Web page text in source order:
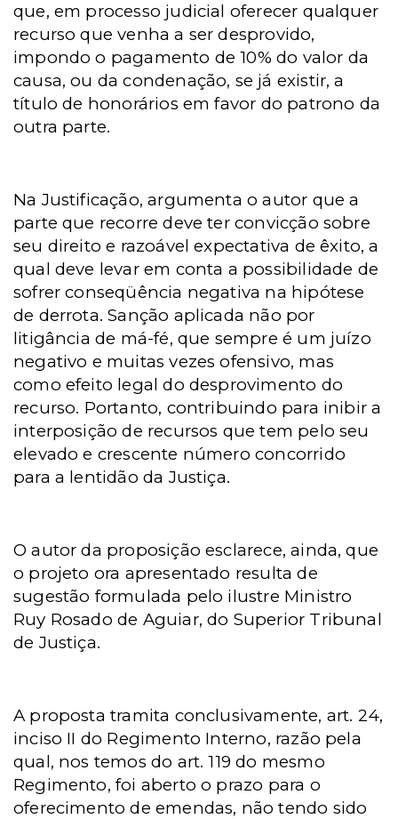
que, em processo judicial oferecer qualquer
recurso que venha a ser desprovido,
impondo o pagamento de 10% do valor da
causa, ou da condenação, se já existir, a
título de honorários em favor do patrono da
outra parte.
Na Justificação, argumenta o autor que a
parte que recorre deve ter convicção sobre
seu direito e razoável expectativa de êxito, a
qual deve levar em conta a possibilidade de
sofrer conseqüência negativa na hipótese
de derrota. Sanção aplicada não por
litigância de má-fé, que sempre é um juízo
negativo e muitas vezes ofensivo, mas
como efeito legal do desprovimento do
recurso. Portanto, contribuindo para inibir a
interposição de recursos que tem pelo seu
elevado e crescente número concorrido
para a lentidão da Justiça.
O autor da proposição esclarece, ainda, que
o projeto ora apresentado resulta de
sugestão formulada pelo ilustre Ministro
Ruy Rosado de Aguiar, do Superior Tribunal
de Justiça.
A proposta tramita conclusivamente, art. 24,
inciso II do Regimento Interno, razão pela
qual, nos temos do art. 119 do mesmo
Regimento, foi aberto o prazo para o
oferecimento de emendas, não tendo sido